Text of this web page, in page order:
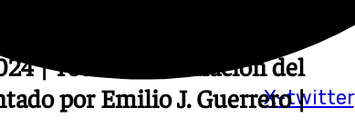
X-twitter
| Toda la información del
por Emilio J. Guerrero |